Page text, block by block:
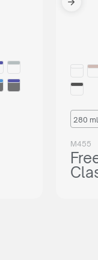
280 ml
M455